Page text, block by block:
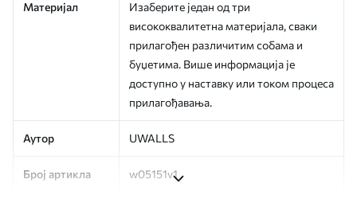
Материјал
Изаберите један од три
висококвалитетна материјала, сваки
прилагођен различитим собама и
буџетима. Више информација је
доступно у наставку или током процеса
прилагођавања.
Аутор UWALLS
Број артикла w05151v1